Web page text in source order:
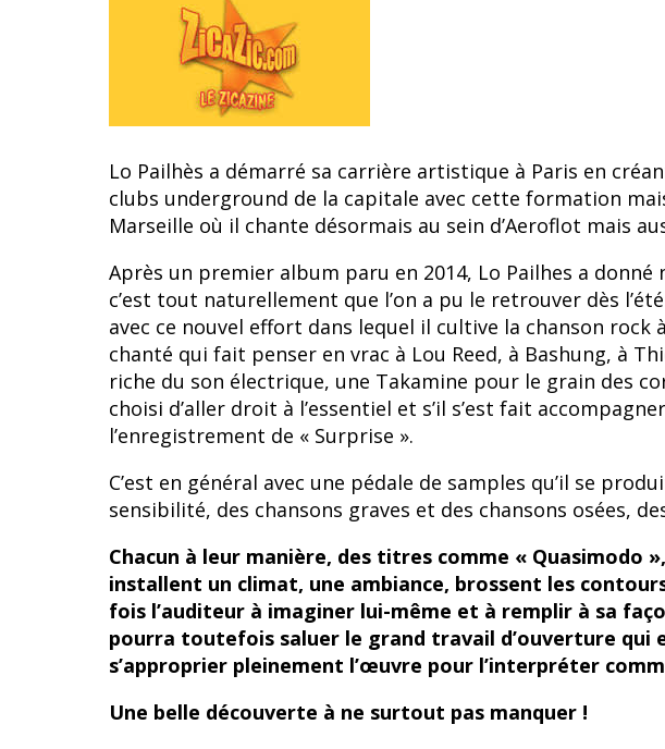
Lo Pailhès a démarré sa carrière artistique à Paris en
clubs underground de la capitale avec cette formation
Marseille où il chante désormais au sein d’Aeroflot mais
Après un premier album paru en 2014, Lo Pailhes a
c’est tout naturellement que l’on a pu le retrouver dès
avec ce nouvel effort dans lequel il cultive la chanson
chanté qui fait penser en vrac à Lou Reed, à Bashung, à
riche du son électrique, une Takamine pour le grain des
choisi d’aller droit à l’essentiel et s’il s’est fait
l’enregistrement de « Surprise ».
C’est en général avec une pédale de samples qu’il se
sensibilité, des chansons graves et des chansons osées,
Chacun à leur manière, des titres comme « Quasimodo
installent un climat, une ambiance, brossent les
fois l’auditeur à imaginer lui-même et à remplir à sa
pourra toutefois saluer le grand travail d’ouverture qui
s’approprier pleinement l’œuvre pour l’interpréter
Une belle découverte à ne surtout pas manquer !